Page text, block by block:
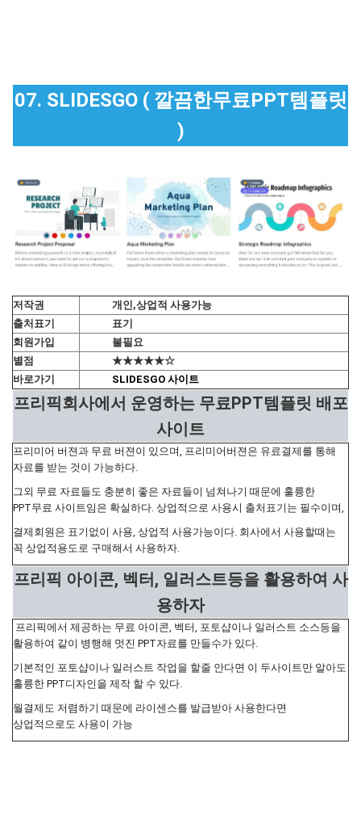
07. SLIDESGO ( 깔끔한무료PPT템플릿
)
저작권
개인,상업적 사용가능
출처표기
표기
회원가입
불필요
별점
★★★★★☆
바로가기
SLIDESGO 사이트
프리픽회사에서 운영하는 무료PPT템플릿 배포
사이트
프리미어 버젼과 무료 버젼이 있으며, 프리미어버젼은 유료결제를 통해
자료를 받는 것이 가능하다.
그외 무료 자료들도 충분히 좋은 자료들이 넘쳐나기 때문에 훌륭한
PPT무료 사이트임은 확실하다. 상업적으로 사용시 출처표기는 필수이며,
결제회원은 표기없이 사용, 상업적 사용가능이다. 회사에서 사용할때는
꼭 상업적용도로 구매해서 사용하자.
프리픽 아이콘, 벡터, 일러스트등을 활용하여 사
용하자
프리픽에서 제공하는 무료 아이콘, 벡터, 포토샵이나 일러스트 소스등을
활용하여 같이 병행해 멋진 PPT자료를 만들수가 있다.
기본적인 포토샵이나 일러스트 작업을 할줄 안다면 이 두사이트만 알아도
훌륭한 PPT디자인을 제작 할 수 있다.
월결제도 저렴하기 때문에 라이센스를 발급받아 사용한다면
상업적으로도 사용이 가능